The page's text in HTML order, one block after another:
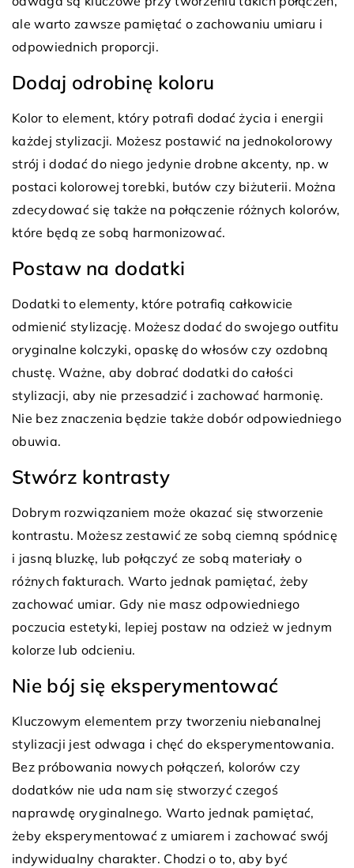
ale warto zawsze pamiętać o zachowaniu umiaru i
odpowiednich proporcji.
Dodaj odrobinę koloru
Kolor to element, który potrafi dodać życia i energii
każdej stylizacji. Możesz postawić na jednokolorowy
strój i dodać do niego jedynie drobne akcenty, np. w
postaci kolorowej torebki, butów czy biżuterii. Można
zdecydować się także na połączenie różnych kolorów,
które będą ze sobą harmonizować.
Postaw na dodatki
Dodatki to elementy, które potrafią całkowicie
odmienić stylizację. Możesz dodać do swojego outfitu
oryginalne kolczyki, opaskę do włosów czy ozdobną
chustę. Ważne, aby dobrać dodatki do całości
stylizacji, aby nie przesadzić i zachować harmonię.
Nie bez znaczenia będzie także dobór odpowiedniego
obuwia.
Stwórz kontrasty
Dobrym rozwiązaniem może okazać się stworzenie
kontrastu. Możesz zestawić ze sobą ciemną spódnicę
i jasną bluzkę, lub połączyć ze sobą materiały o
różnych fakturach. Warto jednak pamiętać, żeby
zachować umiar. Gdy nie masz odpowiedniego
poczucia estetyki, lepiej postaw na odzież w jednym
kolorze lub odcieniu.
Nie bój się eksperymentować
Kluczowym elementem przy tworzeniu niebanalnej
stylizacji jest odwaga i chęć do eksperymentowania.
Bez próbowania nowych połączeń, kolorów czy
dodatków nie uda nam się stworzyć czegoś
naprawdę oryginalnego. Warto jednak pamiętać,
żeby eksperymentować z umiarem i zachować swój
indywidualny charakter. Chodzi o to, aby być